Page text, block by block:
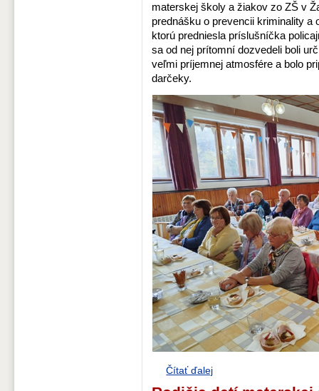
materskej školy a žiakov zo ZŠ v
prednášku o prevencii kriminality a
ktorú predniesla príslušníčka
sa od nej prítomní dozvedeli boli
veľmi príjemnej atmosfére a bolo
darčeky.
Čítať ďalej